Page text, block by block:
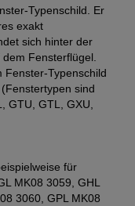
Typenschild. Er
exakt
sich hinter der
Fensterflügel.
Fenster-Typenschild
sind
GTU, GTL, GXU,
für
MK08 3059, GHL
3060, GPL MK08